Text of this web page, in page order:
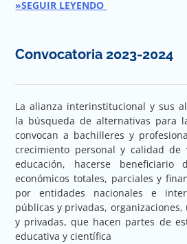
»SEGUIR LEYENDO
Convocatoria 2023-2024
La alianza interinstitucional y sus
la búsqueda de alternativas para
convocan a bachilleres y
crecimiento personal y calidad
educación, hacerse beneficiario
económicos totales, parciales y
por entidades nacionales e
públicas y privadas,
y privadas, que hacen partes de
educativa y científica